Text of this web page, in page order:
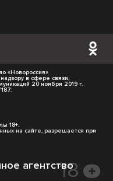
«Новороссия»
в сфере связи,
20 ноября 2019 г.
18+.
на сайте, разрешается при
агентство